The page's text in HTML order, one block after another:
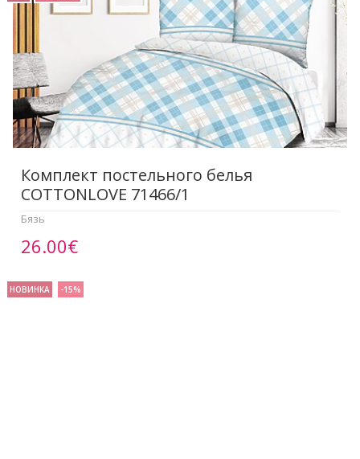
Комплект постельного белья
COTTONLOVE 71466/1
Бязь
26.00€
НОВИНКА -15%